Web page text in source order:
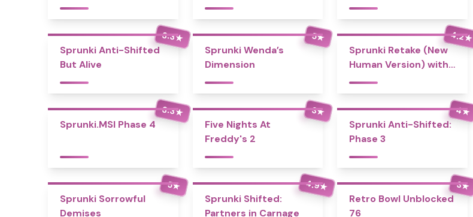
3.3★
Sprunki Anti-Shifted
But Alive
5★
Sprunki Wenda’s
Dimension
4.2★
Sprunki Retake (New
Human Version) with
Bonus
3.3★
Sprunki.MSI Phase 4
3★
Five Nights At
Freddy's 2
4★
Sprunki Anti-Shifted:
Phase 3
5★
Sprunki Sorrowful
Demises
4.9★
Sprunki Shifted:
Partners in Carnage
3★
Retro Bowl Unblocked
76